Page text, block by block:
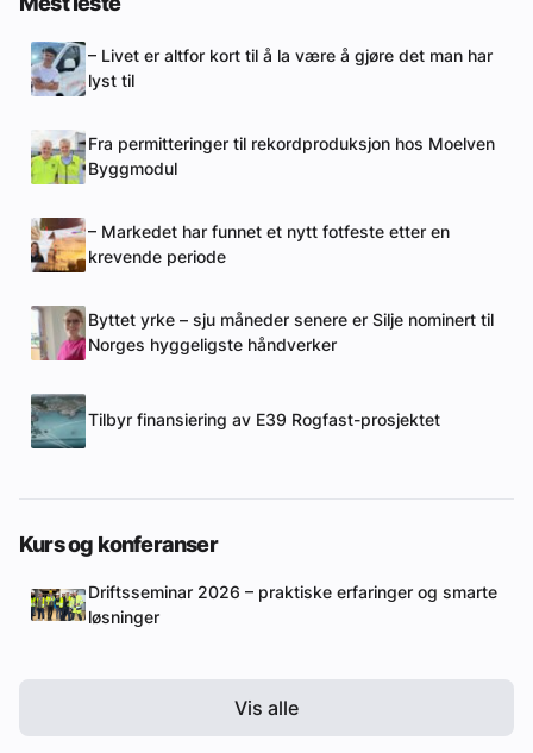
– Livet er altfor kort til å la være å gjøre det man har
lyst til
Fra permitteringer til rekordproduksjon hos Moelven
Byggmodul
– Markedet har funnet et nytt fotfeste etter en
krevende periode
Byttet yrke – sju måneder senere er Silje nominert til
Norges hyggeligste håndverker
Tilbyr finansiering av E39 Rogfast-prosjektet
Kurs og konferanser
Driftsseminar 2026 – praktiske erfaringer og smarte
løsninger
Vis alle